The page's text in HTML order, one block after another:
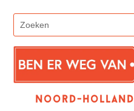
Noord-holland